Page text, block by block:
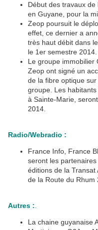
Début des travaux de
en Guyane, pour la
Zeop poursuit le
effet, ce dernier a
très haut débit dans
le 1er semestre 2014.
Le groupe immobilier
Zeop ont signé un
de la fibre optique
groupe. Les
à Sainte-Marie,
2014.
Radio/Webradio :
France Info, France
seront les
éditions de la Transat
de la Route du Rhum
Autres :
La chaine guyanaise